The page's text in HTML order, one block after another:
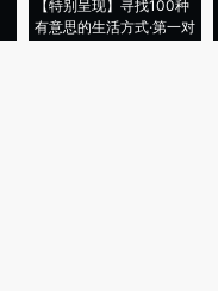
【特别呈现】寻找100种
有意思的生活方式·第一对